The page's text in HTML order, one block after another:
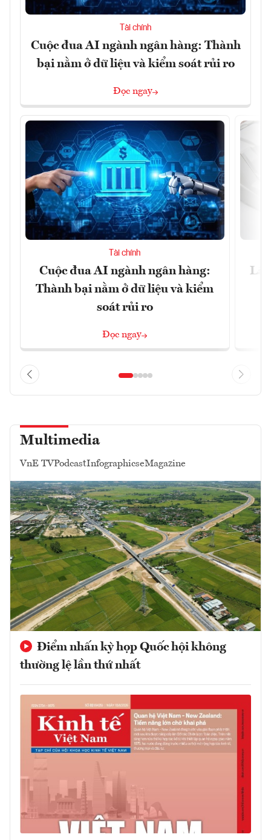
Tài chính
Cuộc đua AI ngành ngân hàng: Thành
bại nằm ở dữ liệu và kiểm soát rủi ro
Đọc ngay
Tài chính
Cuộc đua AI ngành ngân hàng:
Thành bại nằm ở dữ liệu và kiểm
soát rủi ro
Đọc ngay
Lãi
Multimedia
VnE TVPodcastInfographicseMagazine
Điểm nhấn kỳ họp Quốc hội không
thường lệ lần thứ nhất